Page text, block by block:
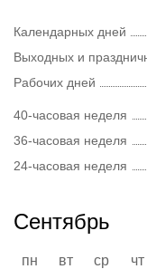
Календарных дней
Выходных и
Рабочих дней
40-часовая неделя
36-часовая неделя
24-часовая неделя
Сентябрь
пн вт ср чт